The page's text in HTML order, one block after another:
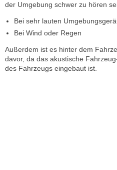
der Umgebung schwer zu hören
Bei sehr lauten
Bei Wind oder Regen
Außerdem ist es hinter dem
davor, da das akustische
des Fahrzeugs eingebaut ist.